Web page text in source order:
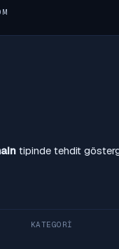
tipinde tehdit
KATEGORI